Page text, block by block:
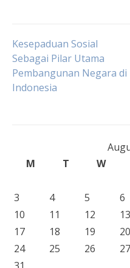
Post
navigation
Kesepaduan Sosial
Sebagai Pilar Utama
Pembangunan Negara di
Indonesia
M
T W
3
4 5 6
10
11 12 13
17
18 19 20
24
25 26 27